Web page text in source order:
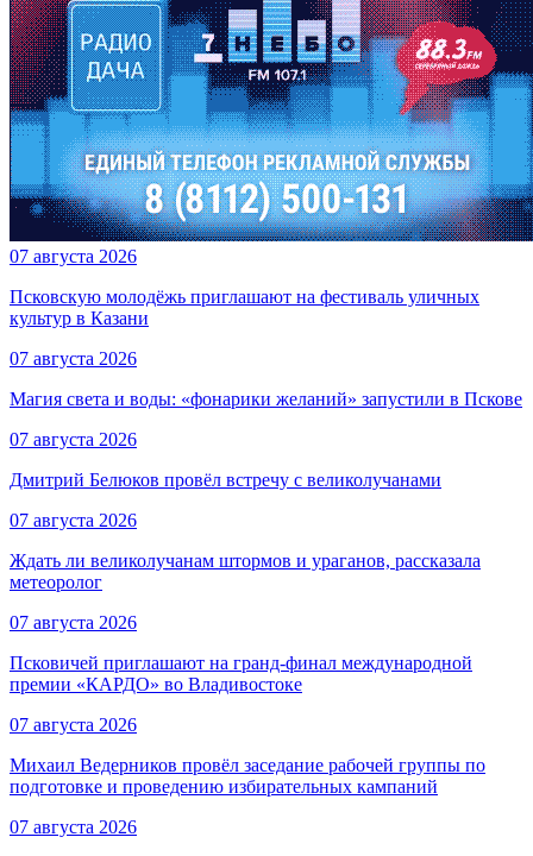
07 августа 2026
Псковскую молодёжь приглашают на фестиваль уличных
культур в Казани
07 августа 2026
Магия света и воды: «фонарики желаний» запустили в Пскове
07 августа 2026
Дмитрий Белюков провёл встречу с великолучанами
07 августа 2026
Ждать ли великолучанам штормов и ураганов, рассказала
метеоролог
07 августа 2026
Псковичей приглашают на гранд‑финал международной
премии «КАРДО» во Владивостоке
07 августа 2026
Михаил Ведерников провёл заседание рабочей группы по
подготовке и проведению избирательных кампаний
07 августа 2026